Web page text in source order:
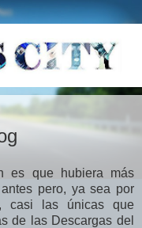
es que hubiera más
pero, ya sea por
casi las únicas que
de las Descargas del